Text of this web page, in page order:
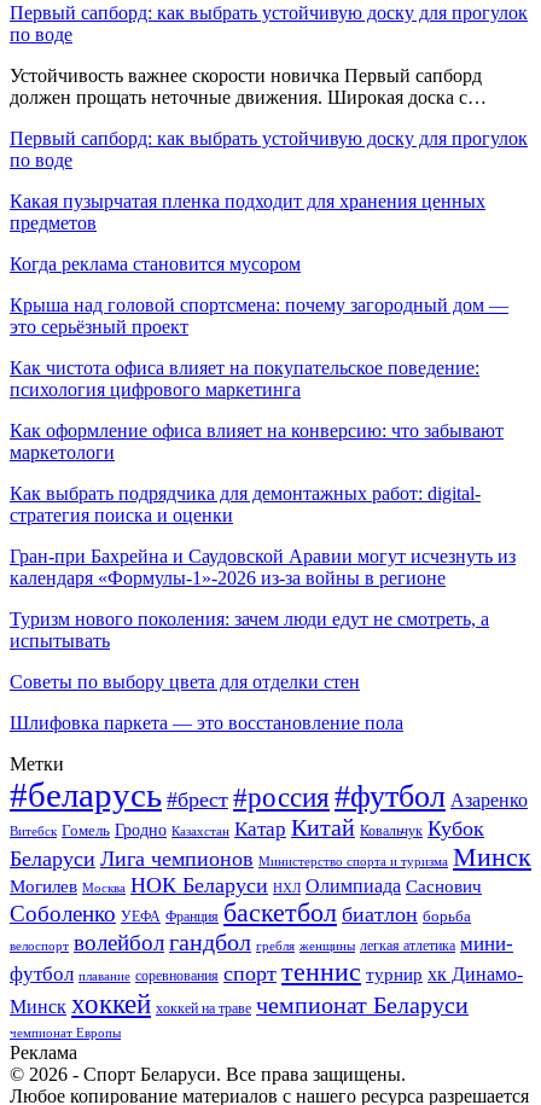
Первый сапборд: как выбрать устойчивую доску для прогулок
по воде
Устойчивость важнее скорости новичка Первый сапборд
должен прощать неточные движения. Широкая доска с…
Первый сапборд: как выбрать устойчивую доску для прогулок
по воде
Какая пузырчатая пленка подходит для хранения ценных
предметов
Когда реклама становится мусором
Крыша над головой спортсмена: почему загородный дом —
это серьёзный проект
Как чистота офиса влияет на покупательское поведение:
психология цифрового маркетинга
Как оформление офиса влияет на конверсию: что забывают
маркетологи
Как выбрать подрядчика для демонтажных работ: digital-
стратегия поиска и оценки
Гран-при Бахрейна и Саудовской Аравии могут исчезнуть из
календаря «Формулы-1»-2026 из-за войны в регионе
Туризм нового поколения: зачем люди едут не смотреть, а
испытывать
Советы по выбору цвета для отделки стен
Шлифовка паркета — это восстановление пола
Метки
#беларусь #брест #россия#футбол Азаренко
Витебск Гомель Гродно Казахстан Катар Китай Ковальчук Кубок
Беларуси Лига чемпионов Министерство спорта и туризма Минск
Могилев Москва НОК Беларуси НХЛ Олимпиада Саснович
Соболенко УЕФА Франция баскетбол биатлон борьба
велоспорт волейболгандбол гребля женщины легкая атлетика мини-
футбол плавание соревнования спорт теннис турнир хк Динамо-
Минск хоккей хоккей на траве чемпионат Беларуси
чемпионат Европы
Реклама
© 2026 - Спорт Беларуси. Все права защищены.
Любое копирование материалов с нашего ресурса разрешается